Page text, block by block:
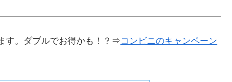
す。ダブルでお得かも！？⇒コンビニのキャンペーン